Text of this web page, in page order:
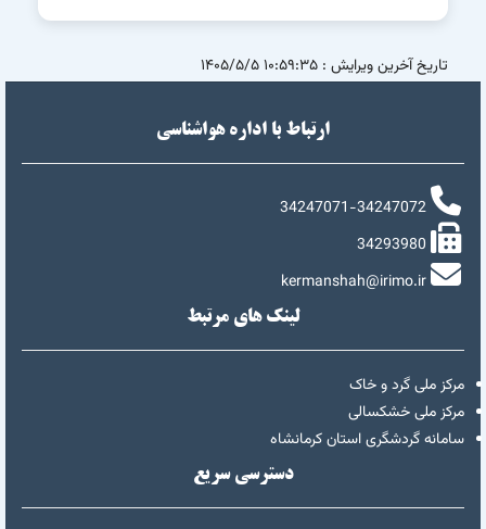
تاریخ آخرین ویرایش : ۱۰:۵۹:۳۵ ۱۴۰۵/۵/۵
ارتباط با اداره هواشناسی
34247071-34247072
34293980
kermanshah@irimo.ir
لینک های مرتبط
مرکز ملی گرد و خاک
مرکز ملی خشکسالی
سامانه گردشگری استان کرمانشاه
دسترسی سریع